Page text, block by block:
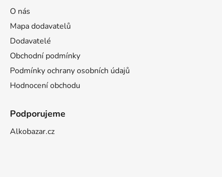
O nás
Mapa dodavatelů
Dodavatelé
Obchodní podmínky
Podmínky ochrany osobních údajů
Hodnocení obchodu
Podporujeme
Alkobazar.cz